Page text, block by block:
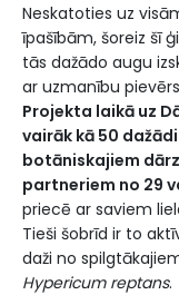
Neskatoties uz
īpašībām, šoreiz šī
tās dažādo augu
ar uzmanību
Projekta laikā uz
vairāk kā 50
botāniskajiem
partneriem no 29
priecē ar saviem
Tieši šobrīd ir to
daži no
Hypericum reptans.